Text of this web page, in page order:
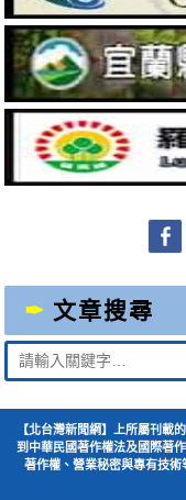
文章搜尋
Suche
nach:
【北台灣新聞網】上所屬刊載
到中華民國著作權法及國際著
著作權、營業秘密與專有技